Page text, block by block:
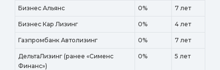
Бизнес Альянс 0% 7 лет
Бизнес Кар Лизинг 0% 4 лет
Газпромбанк Автолизинг 0% 7 лет
ДельтаЛизинг (ранее «Сименс
Финанс»)
0% 5 лет